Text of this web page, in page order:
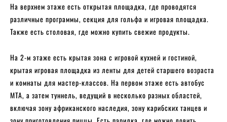
На верхнем этаже есть открытая площадка, где проводятся
различные программы, секция для гольфа и игровая площадка.
Также есть столовая, где можно купить свежие продукты.
На 2-м этаже есть крытая зона с игровой кухней и гостиной,
крытая игровая площадка из ленты для детей старшего возраста
и комнаты для мастер-классов. На первом этаже есть автобус
MTA, а затем туннель, ведущий в несколько разных областей,
включая зону африканского наследия, зону карибских танцев и